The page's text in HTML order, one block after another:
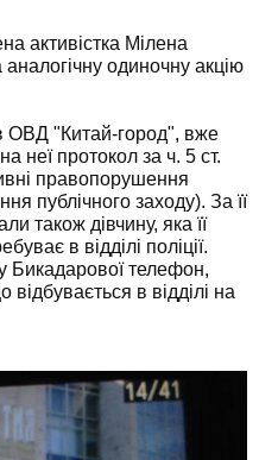
​​активістка Мілена
одиночну акцію
ОВД "Китай-город", вже
неї протокол за ч. 5 ст.
правопорушення
публічного заходу). За її
також дівчину, яка її
в відділі поліції.
Бикадарової телефон,
в відділі на